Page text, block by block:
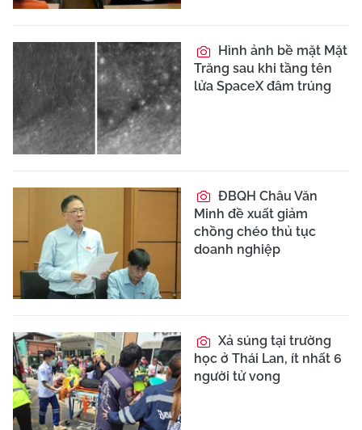
Hình ảnh bề mặt Mặt
Trăng sau khi tầng tên
lửa SpaceX đâm trúng
ĐBQH Châu Văn
Minh đề xuất giảm
chồng chéo thủ tục
doanh nghiệp
Xả súng tại trường
học ở Thái Lan, ít nhất 6
người tử vong